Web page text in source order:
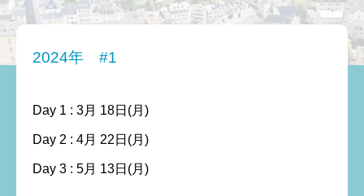
2024年 #1
Day 1 : 3月 18日(月)
Day 2 : 4月 22日(月)
Day 3 : 5月 13日(月)